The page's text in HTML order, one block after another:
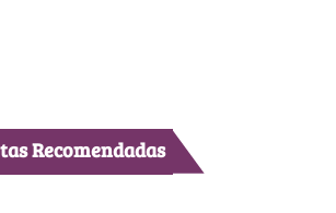
Recomendadas